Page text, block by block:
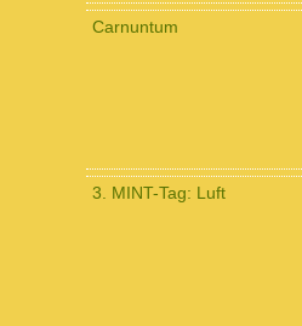
Carnuntum
3. MINT-Tag: Luft